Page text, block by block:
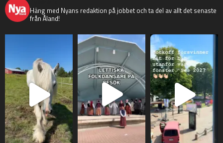
Häng med Nyans redaktion på jobbet och ta del av allt det senaste
från Åland!